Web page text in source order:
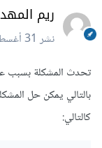
ريم
نشر31 أغسطس 2021
كالتالي: